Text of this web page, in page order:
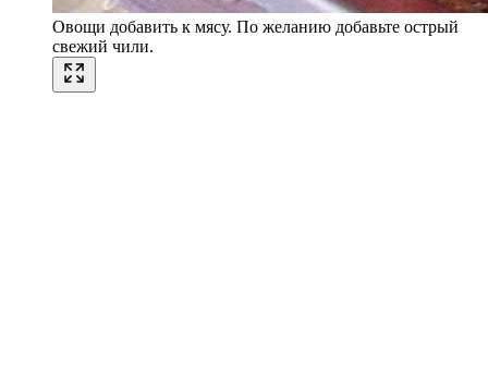
Овощи добавить к мясу. По желанию добавьте острый
свежий чили.